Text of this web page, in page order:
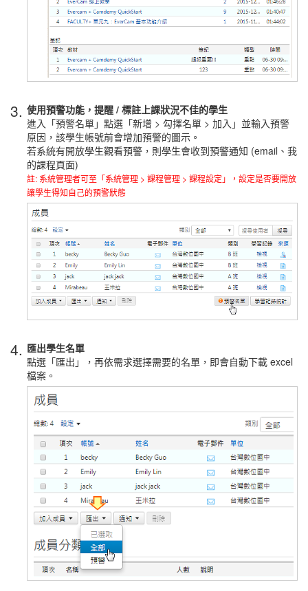
3. 使用預警功能，提醒 / 標註上課狀況不佳的學生
進入「預警名單」點選「新增 > 勾擇名單 > 加入」並輸入預警
原因，該學生帳號前會增加預警的圖示。
若系統有開放學生觀看預警，則學生會收到預警通知 (email、我
的課程頁面)
註: 系統管理者可至「系統管理 > 課程管理 > 課程設定」，設定是否要開放
讓學生得知自己的預警狀態
4. 匯出學生名單
點選「匯出」，再依需求選擇需要的名單，即會自動下載 excel
檔案。